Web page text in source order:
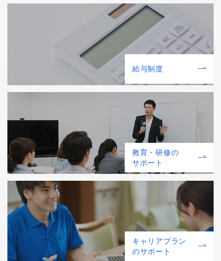
給与制度
教育・研修の
サポート
キャリアプラン
のサポート